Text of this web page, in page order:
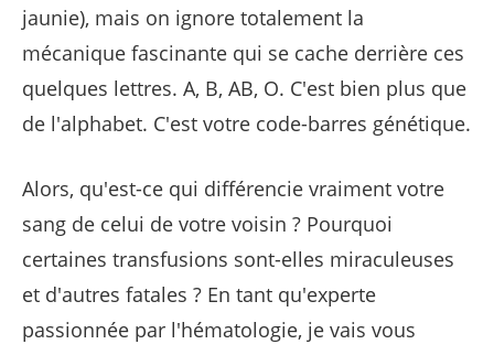
jaunie), mais on ignore totalement la
mécanique fascinante qui se cache derrière ces
quelques lettres. A, B, AB, O. C'est bien plus que
de l'alphabet. C'est votre code-barres génétique.
Alors, qu'est-ce qui différencie vraiment votre
sang de celui de votre voisin ? Pourquoi
certaines transfusions sont-elles miraculeuses
et d'autres fatales ? En tant qu'experte
passionnée par l'hématologie, je vais vous